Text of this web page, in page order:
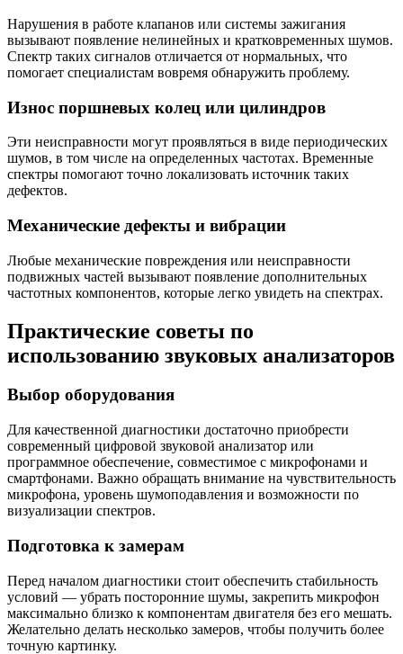
Нарушения в работе клапанов или системы зажигания
вызывают появление нелинейных и кратковременных шумов.
Спектр таких сигналов отличается от нормальных, что
помогает специалистам вовремя обнаружить проблему.
Износ поршневых колец или цилиндров
Эти неисправности могут проявляться в виде периодических
шумов, в том числе на определенных частотах. Временные
спектры помогают точно локализовать источник таких
дефектов.
Механические дефекты и вибрации
Любые механические повреждения или неисправности
подвижных частей вызывают появление дополнительных
частотных компонентов, которые легко увидеть на спектрах.
Практические советы по
использованию звуковых анализаторов
Выбор оборудования
Для качественной диагностики достаточно приобрести
современный цифровой звуковой анализатор или
программное обеспечение, совместимое с микрофонами и
смартфонами. Важно обращать внимание на чувствительность
микрофона, уровень шумоподавления и возможности по
визуализации спектров.
Подготовка к замерам
Перед началом диагностики стоит обеспечить стабильность
условий — убрать посторонние шумы, закрепить микрофон
максимально близко к компонентам двигателя без его мешать.
Желательно делать несколько замеров, чтобы получить более
точную картинку.